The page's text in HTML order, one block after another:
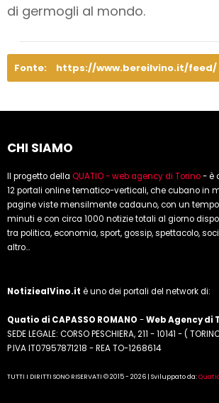
di germogli al mondo.
Fonte: https://www.bereilvino.it/feed/
CHI SIAMO
Il progetto della QUATIO - web agency di Torino- è
12 portali online tematico-verticali, che cubano in
pagine viste mensilmente cadauno, con un
minuti e con circa 1000 notizie totali al giorno
tra politica, economia, sport, gossip, spettacolo,
altro...
NotiziealVino.it è uno dei portali del network di:
Quatio di CAPASSO ROMANO -Web Agency di
SEDE LEGALE: CORSO PESCHIERA, 211 - 10141 - (
P.IVA IT07957871218 - REA TO-1268614
TUTTI I DIRITTI SONO RISERVATI © 2015 - 2026 | Sviluppato da: